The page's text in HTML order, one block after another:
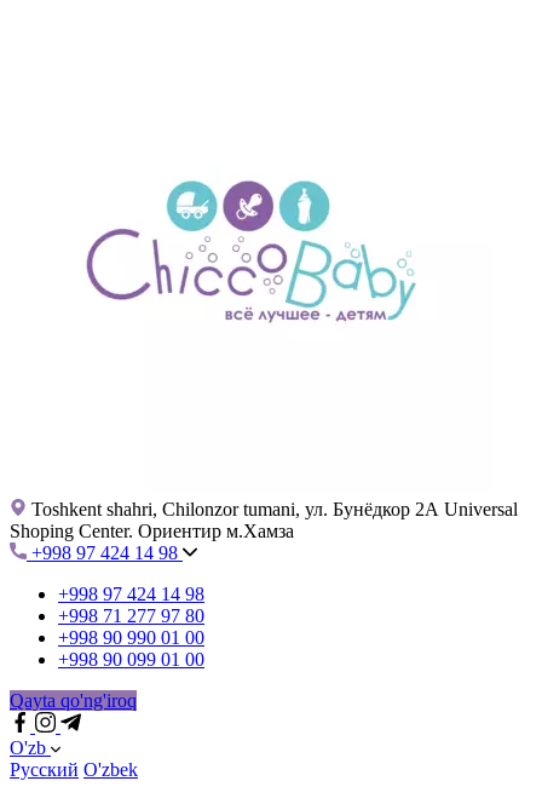
Toshkent shahri, Chilonzor tumani, ул. Бунёдкор 2А Universal
Shoping Center. Ориентир м.Хамза
+998 97 424 14 98
+998 97 424 14 98
+998 71 277 97 80
+998 90 990 01 00
+998 90 099 01 00
Qayta qo'ng'iroq
O'zb
Русский O'zbek